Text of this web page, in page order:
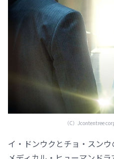
（C）Jcontentree
イ・ドンウクとチョ・スン